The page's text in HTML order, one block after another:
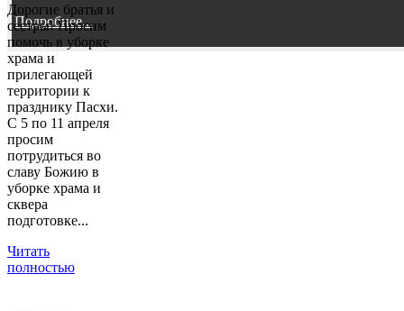
Подробнее...
Дорогие братья и
сестры! Просим
помочь в уборке
храма и
прилегающей
территории к
празднику Пасхи.
С 5 по 11 апреля
просим
потрудиться во
славу Божию в
уборке храма и
сквера
подготовке...
Читать
полностью